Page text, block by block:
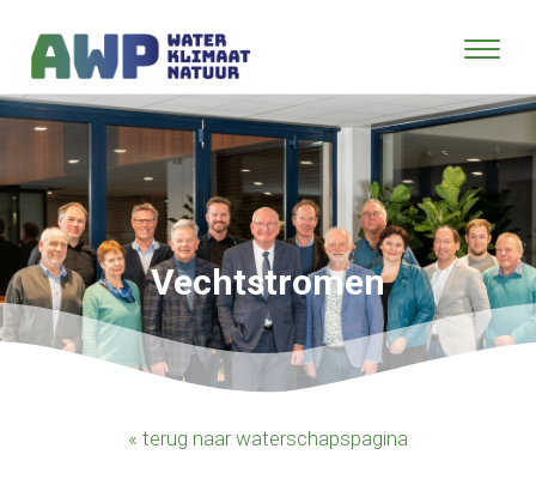
Vechtstromen
« terug naar waterschapspagina